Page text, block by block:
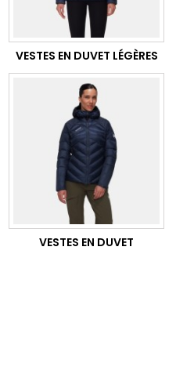
VESTES EN DUVET LÉGÈRES
VESTES EN DUVET